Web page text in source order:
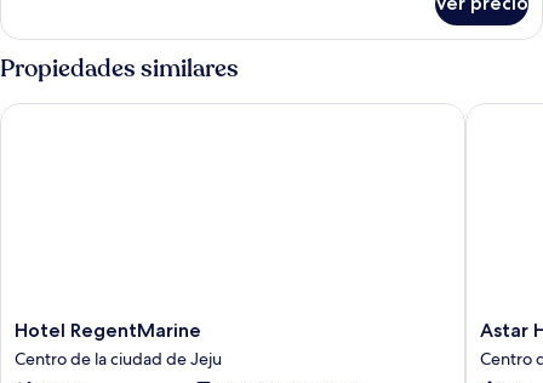
compartido,
solo
para
mujeres
Propiedades similares
Hotel
RegentMarine
Centro
Hotel RegentMarine
Centro de la ciudad de Jeju
Hotel RegentMarine
Astar
Hotel
Centro
Astar
Centro
Astar